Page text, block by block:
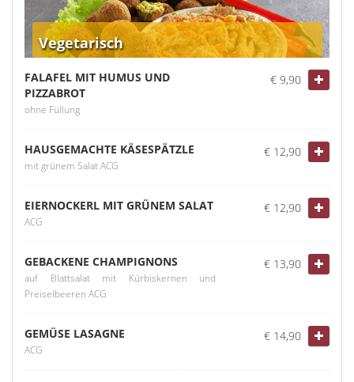
Vegetarisch
FALAFEL MIT HUMUS UND
PIZZABROT
ohne Füllung
€ 9,90
HAUSGEMACHTE KÄSESPÄTZLE
mit grünem Salat ACG
€ 12,90
EIERNOCKERL MIT GRÜNEM SALAT
ACG
€ 12,90
GEBACKENE CHAMPIGNONS
auf Blattsalat mit Kürbiskernen und
Preiselbeeren ACG
€ 13,90
GEMÜSE LASAGNE
ACG
€ 14,90